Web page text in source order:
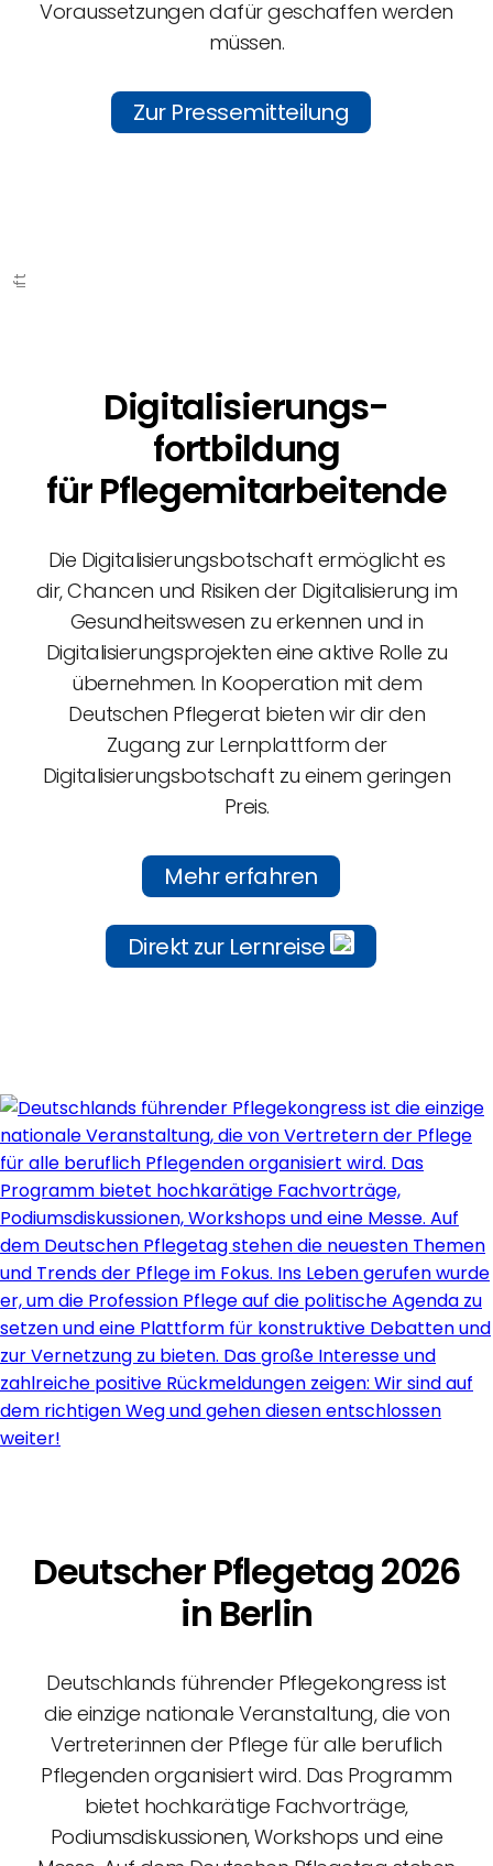
Voraussetzungen dafür geschaffen werden
müssen.
Zur Pressemitteilung
Digitalisierungs­
fortbildung
für Pflege­mitarbeitende
Die Digitalisierungsbotschaft ermöglicht es
dir, Chancen und Risiken der Digitalisierung im
Gesundheitswesen zu erkennen und in
Digitalisierungsprojekten eine aktive Rolle zu
übernehmen. In Kooperation mit dem
Deutschen Pflegerat bieten wir dir den
Zugang zur Lernplattform der
Digitalisierungsbotschaft zu einem geringen
Preis.
Mehr erfahren
Direkt zur Lernreise
Deutscher Pflegetag 2026
in Berlin
Deutschlands führender Pflegekongress ist
die einzige nationale Veranstaltung, die von
Vertreter:innen der Pflege für alle beruflich
Pflegenden organisiert wird. Das Programm
bietet hochkarätige Fachvorträge,
Podiumsdiskussionen, Workshops und eine